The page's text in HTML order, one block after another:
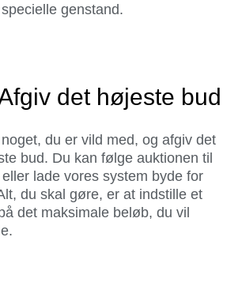
genstand.
det højeste bud
du er vild med, og afgiv det
bud. Du kan følge auktionen til
lade vores system byde for
du skal gøre, er at indstille et
det maksimale beløb, du vil